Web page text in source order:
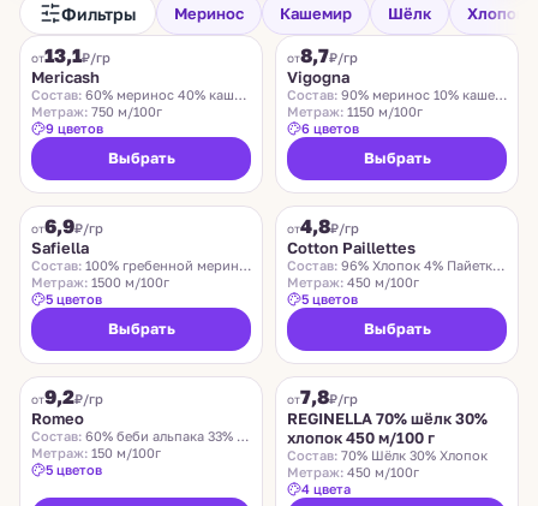
Фильтры Меринос Кашемир Шёлк Хлопок
FILAMORE
от13,1₽/гр
Mericash
Состав: 60% меринос 40% кашемир
Метраж: 750 м/100г
9 цветов
Выбрать
VIGOGNA
от8,7₽/гр
Vigogna
Состав: 90% меринос 10% кашемир
Метраж: 1150 м/100г
6 цветов
Выбрать
от6,9₽/гр
Safiella
Состав: 100% гребенной меринос
Метраж: 1500 м/100г
5 цветов
Выбрать
от4,8₽/гр
Cotton Paillettes
Состав: 96% Хлопок 4% Пайетки Полиэстер
Метраж: 450 м/100г
5 цветов
Выбрать
от9,2₽/гр
Romeo
Состав: 60% беби альпака 33% меринос 7% нейлон
Метраж: 150 м/100г
5 цветов
от7,8₽/гр
REGINELLA 70% шёлк 30%
хлопок 450 м/100 г
Состав: 70% Шёлк 30% Хлопок
Метраж: 450 м/100г
4 цвета